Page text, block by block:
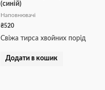
(синій)
Наповнювачі
₴520
Свіжа тирса хвойних порід
Додати в кошик